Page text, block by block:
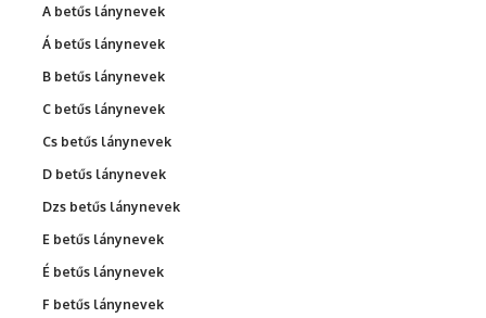
A betűs lánynevek
Á betűs lánynevek
B betűs lánynevek
C betűs lánynevek
Cs betűs lánynevek
D betűs lánynevek
Dzs betűs lánynevek
E betűs lánynevek
É betűs lánynevek
F betűs lánynevek